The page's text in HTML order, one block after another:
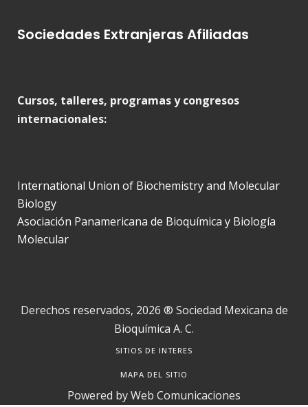
Sociedades Extranjeras Afiliadas
Cursos, talleres, programas y congresos
internacionales:
International Union of Biochemistry and Molecular
Biology
Asociación Panamericana de Bioquímica y Biología
Molecular
Derechos reservados, 2026 ® Sociedad Mexicana de
Bioquímica A. C.
SITIOS DE INTERES
MAPA DEL SITIO
Powered byWeb Comunicaciones